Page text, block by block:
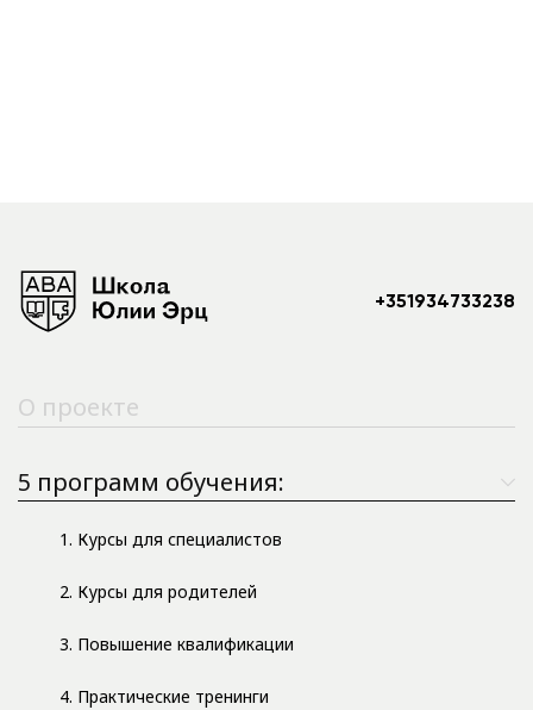
+351934733238
О проекте
5 программ обучения:
1. Курсы для специалистов
2. Курсы для родителей
3. Повышение квалификации
4. Практические тренинги